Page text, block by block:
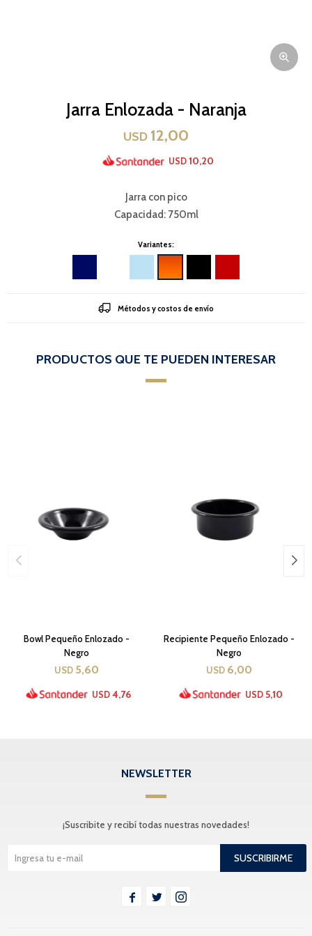
Jarra Enlozada - Naranja
USD 12,00
USD 10,20
Jarra con pico
Capacidad: 750ml
Variantes:
Métodos y costos de envío
PRODUCTOS QUE TE PUEDEN INTERESAR
Bowl Pequeño Enlozado -
Negro
USD 5,60
USD 4,76
Recipiente Pequeño Enlozado -
Negro
USD 6,00
USD 5,10
NEWSLETTER
¡Suscribite y recibí todas nuestras novedades!
SUSCRIBIRME
  